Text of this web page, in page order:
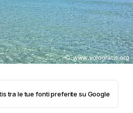
tra le tue fonti preferite su Google